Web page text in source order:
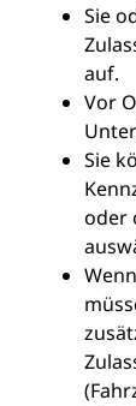
Sie
auf.
Vor
Sie
oder